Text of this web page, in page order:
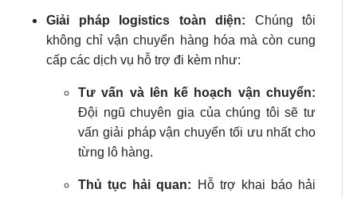
Giải pháp logistics toàn diện: Chúng tôi
không chỉ vận chuyển hàng hóa mà còn cung
cấp các dịch vụ hỗ trợ đi kèm như:
Tư vấn và lên kế hoạch vận chuyển:
Đội ngũ chuyên gia của chúng tôi sẽ tư
vấn giải pháp vận chuyển tối ưu nhất cho
từng lô hàng.
Thủ tục hải quan: Hỗ trợ khai báo hải